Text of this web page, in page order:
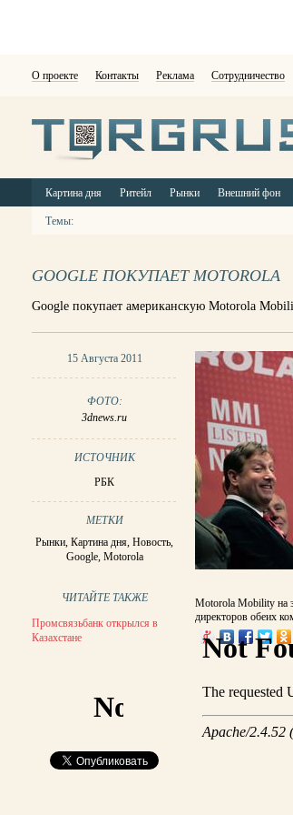
О проекте Контакты Реклама Сотрудничество
Картина дня Ритейл Рынки Внешний фон
Темы:
GOOGLE ПОКУПАЕТ MOTOROLA
Google покупает американскую Motorola
15 Августа 2011
ФОТО:
3dnews.ru
ИСТОЧНИК
РБК
МЕТКИ
Рынки, Картина дня, Новость,
Google, Motorola
ЧИТАЙТЕ ТАКЖЕ
Промсвязьбанк открылся в
Казахстане
Motorola Mobility на
директоров обеих